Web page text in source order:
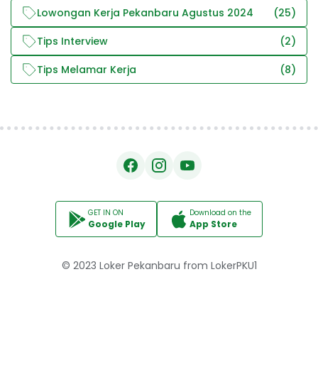
Lowongan Kerja Pekanbaru Agustus 2024
(25)
Tips Interview
(2)
Tips Melamar Kerja
(8)
GET IN ON
Google Play
Download on the
App Store
© 2023 Loker Pekanbaru from LokerPKU1